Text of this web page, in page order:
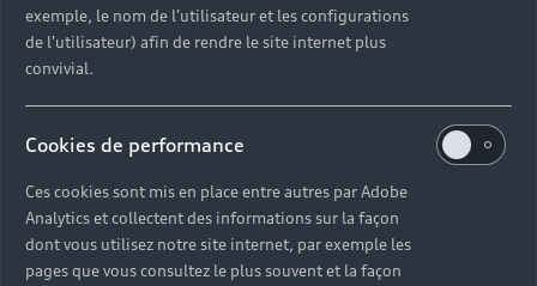
À la rencontre des lauréats
Audi talents
exemple, le nom de l'utilisateur et les configurations
de l'utilisateur) afin de rendre le site internet plus
convivial.
Cookies de performance
Ces cookies sont mis en place entre autres par Adobe
Analytics et collectent des informations sur la façon
dont vous utilisez notre site internet, par exemple les
pages que vous consultez le plus souvent et la façon